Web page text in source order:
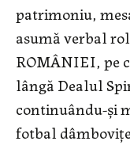
patrimoniu,
asumă verbal
ROMÂNIEI, pe
lângă Dealul
continuându-și
fotbal